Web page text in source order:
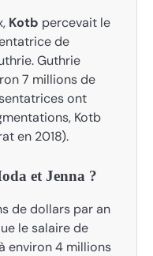
Kotb percevait le
de
Guthrie
7 millions de
ont
Kotb
en 2018).
et Jenna ?
de dollars par an
le salaire de
environ 4 millions